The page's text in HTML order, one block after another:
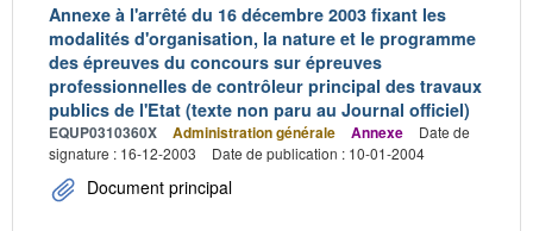
Annexe à l'arrêté du 16 décembre 2003 fixant les
modalités d'organisation, la nature et le programme
des épreuves du concours sur épreuves
professionnelles de contrôleur principal des travaux
publics de l'Etat (texte non paru au Journal officiel)
EQUP0310360X Administration générale Annexe
Date de
signature : 16-12-2003
Date de publication : 10-01-2004
Document principal